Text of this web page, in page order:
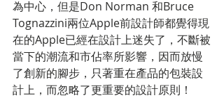
為中心，但是Don Norman 和Bruce
Tognazzini兩位Apple前設計師都覺得現
在的Apple已經在設計上迷失了，不斷被
當下的潮流和市佔率所影響，因而放慢
了創新的腳步，只著重在產品的包裝設
計上，而忽略了更重要的設計原則！